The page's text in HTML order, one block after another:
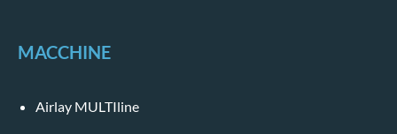
MACCHINE
Airlay MULTIline